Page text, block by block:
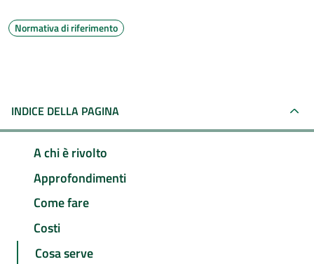
Normativa di riferimento
INDICE DELLA PAGINA
A chi è rivolto
Approfondimenti
Come fare
Costi
Cosa serve